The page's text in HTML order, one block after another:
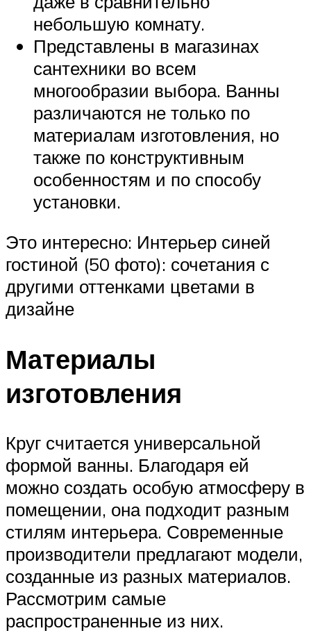
небольшую комнату.
Представлены в магазинах
сантехники во всем
многообразии выбора. Ванны
различаются не только по
материалам изготовления, но
также по конструктивным
особенностям и по способу
установки.
Это интересно: Интерьер синей
гостиной (50 фото): сочетания с
другими оттенками цветами в
дизайне
Материалы
изготовления
Круг считается универсальной
формой ванны. Благодаря ей
можно создать особую атмосферу в
помещении, она подходит разным
стилям интерьера. Современные
производители предлагают модели,
созданные из разных материалов.
Рассмотрим самые
распространенные из них.